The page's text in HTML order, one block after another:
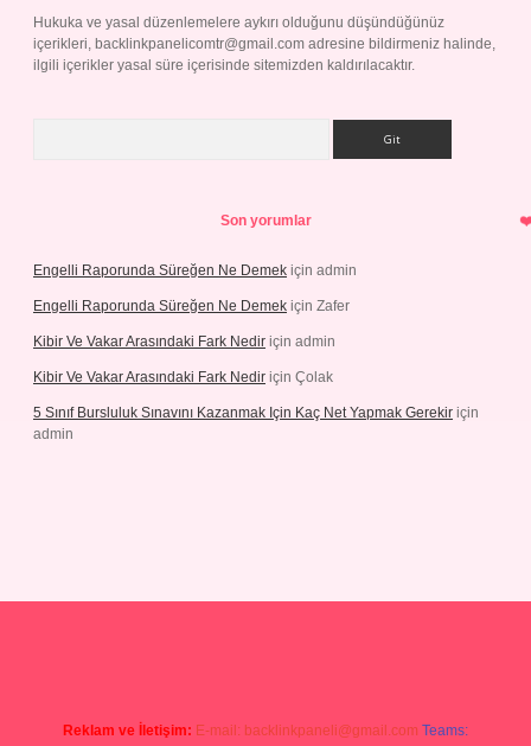
Hukuka ve yasal düzenlemelere aykırı olduğunu düşündüğünüz
içerikleri, backlinkpanelicomtr@gmail.com adresine bildirmeniz halinde,
ilgili içerikler yasal süre içerisinde sitemizden kaldırılacaktır.
Son yorumlar
Engelli Raporunda Süreğen Ne Demek için admin
Engelli Raporunda Süreğen Ne Demek için Zafer
Kibir Ve Vakar Arasındaki Fark Nedir için admin
Kibir Ve Vakar Arasındaki Fark Nedir için Çolak
5 Sınıf Bursluluk Sınavını Kazanmak Için Kaç Net Yapmak Gerekir için
admin
Reklam ve İletişim: E-mail: backlinkpaneli@gmail.com Teams: